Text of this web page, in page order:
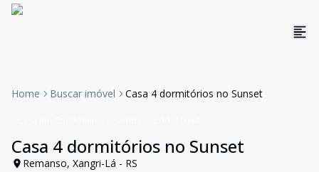
Home Buscar imóvel Casa 4 dormitórios no Sunset
Casa 4 dormitórios no Sunset
Remanso, Xangri-Lá - RS